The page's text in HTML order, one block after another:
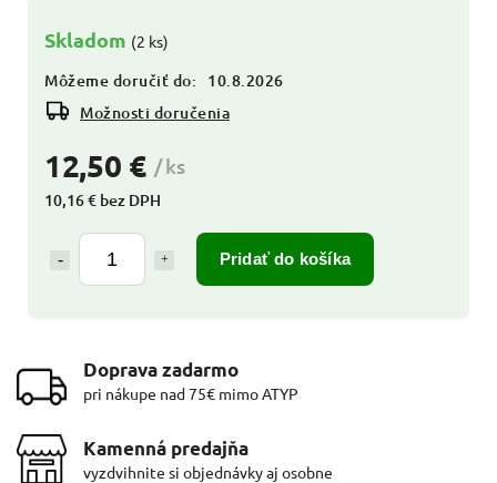
12,50 € / ks
10,16 € bez DPH
Pridať do košíka
Skladom (2 ks)
Môžeme doručiť do:
10.8.2026
Možnosti doručenia
Doprava zadarmo
pri nákupe nad 75€ mimo ATYP
Kamenná predajňa
vyzdvihnite si objednávky aj osobne